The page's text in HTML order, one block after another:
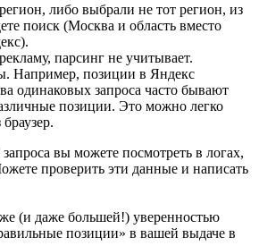
либо выбрали не тот регион, из
поиск (Москва и область вместо
парсинг не учитывает.
Например, позиции в Яндекс
одинаковых запроса часто бывают
позиции. Это можно легко
вы можете посмотреть в логах,
проверить эти данные и написать
(и даже большей!) уверенностью
позиции» в вашей выдаче в